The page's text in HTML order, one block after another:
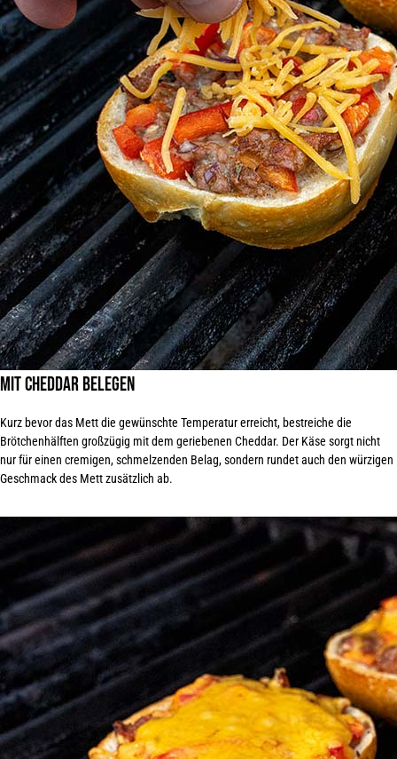
Mit Cheddar belegen
Kurz bevor das Mett die gewünschte Temperatur erreicht, bestreiche die
Brötchenhälften großzügig mit dem geriebenen Cheddar. Der Käse sorgt nicht
nur für einen cremigen, schmelzenden Belag, sondern rundet auch den würzigen
Geschmack des Mettzusätzlich ab.